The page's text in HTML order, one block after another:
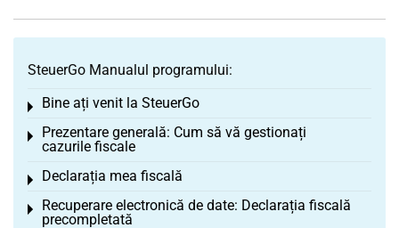
SteuerGo Manualul programului:
Bine ați venit la SteuerGo
Toggle menu
Prezentare generală: Cum să vă gestionați
cazurile fiscale
Toggle menu
Declarația mea fiscală
Toggle menu
Recuperare electronică de date: Declarația fiscală
precompletată
Toggle menu